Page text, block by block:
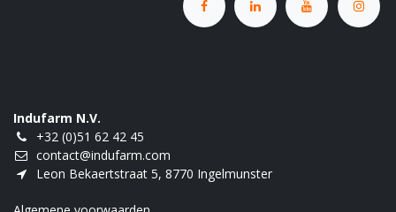
Indufarm N.V.
+32 (0)51 62 42 45
contact@indufarm.com
Leon Bekaertstraat 5, 8770 Ingelmunster